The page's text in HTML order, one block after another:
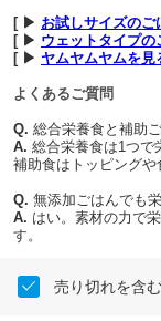
[ ▶ お試しサイズのご
[ ▶ ウェットタイプの
[ ▶ ヤムヤムヤムを見
よくあるご質問
Q. 総合栄養食と補助
A. 総合栄養食は1つで
補助食はトッピングや
Q. 無添加ごはんでも
A. はい。素材の力で
す。
売り切れを含む